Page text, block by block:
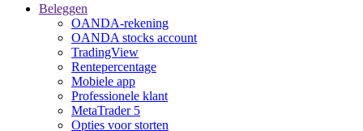
Beleggen
OANDA-rekening
OANDA stocks account
TradingView
Rentepercentage
Mobiele app
Professionele klant
MetaTrader 5
Opties voor storten